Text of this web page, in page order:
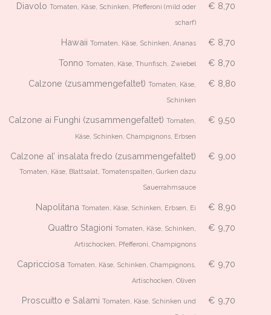
Diavolo Tomaten, Käse, Schinken, Pfefferoni (mild oder
scharf)
€ 8,70
Hawaii Tomaten, Käse, Schinken, Ananas
€ 8,70
Tonno Tomaten, Käse, Thunfisch, Zwiebel
€ 8,70
Calzone (zusammengefaltet) Tomaten, Käse,
Schinken
€ 8,80
Calzone ai Funghi (zusammengefaltet) Tomaten,
Käse, Schinken, Champignons, Erbsen
€ 9,50
Calzone al’ insalata fredo (zusammengefaltet)
Tomaten, Käse, Blattsalat, Tomatenspalten, Gurken dazu
Sauerrahmsauce
€ 9,00
Napolitana Tomaten, Käse, Schinken, Erbsen, Ei
€ 8,90
Quattro Stagioni Tomaten, Käse, Schinken,
Artischocken, Pfefferoni, Champignons
€ 9,70
Capricciosa Tomaten, Käse, Schinken, Champignons,
Artischocken, Oliven
€ 9,70
Proscuitto e Salami Tomaten, Käse, Schinken und
€ 9,70